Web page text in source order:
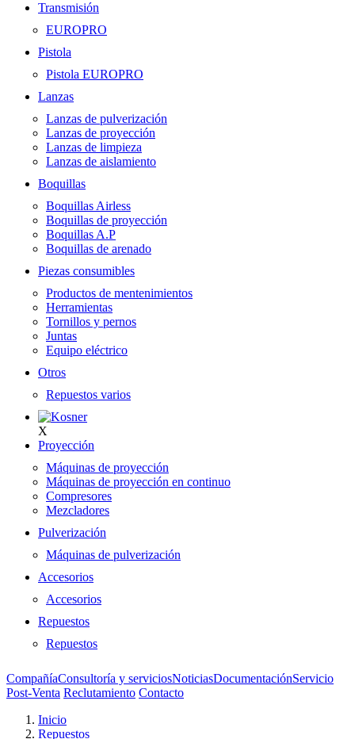
Transmisión
EUROPRO
Pistola
Pistola EUROPRO
Lanzas
Lanzas de pulverización
Lanzas de proyección
Lanzas de limpieza
Lanzas de aislamiento
Boquillas
Boquillas Airless
Boquillas de proyección
Boquillas A.P
Boquillas de arenado
Piezas consumibles
Productos de mentenimientos
Herramientas
Tornillos y pernos
Juntas
Equipo eléctrico
Otros
Repuestos varios
X
Proyección
Máquinas de proyección
Máquinas de proyección en continuo
Compresores
Mezcladores
Pulverización
Máquinas de pulverización
Accesorios
Accesorios
Repuestos
Repuestos
CompañíaConsultoría y serviciosNoticiasDocumentaciónServicio
Post-Venta Reclutamiento Contacto
Inicio
Repuestos